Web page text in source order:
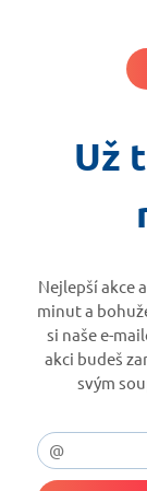
Už
Nejlepší akce
minut a
si naše e-
akci budeš
svým